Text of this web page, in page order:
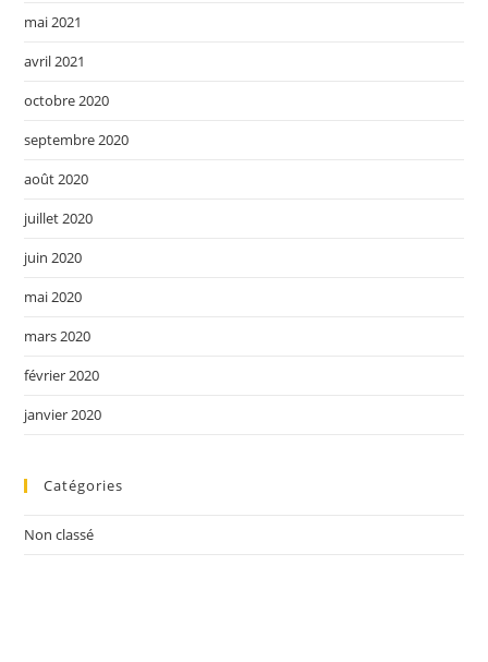
mai 2021
avril 2021
octobre 2020
septembre 2020
août 2020
juillet 2020
juin 2020
mai 2020
mars 2020
février 2020
janvier 2020
Catégories
Non classé